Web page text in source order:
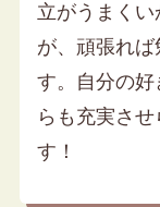
立がうまく
が、頑張れ
す。自分の
らも充実さ
す！